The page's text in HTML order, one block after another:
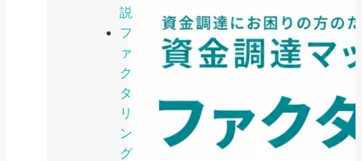
説
フ
ァ
ク
タ
リ
ン
グ